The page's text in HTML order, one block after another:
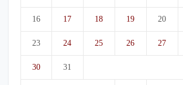
16 17 18 19 20
23 24 25 26 27
30 31